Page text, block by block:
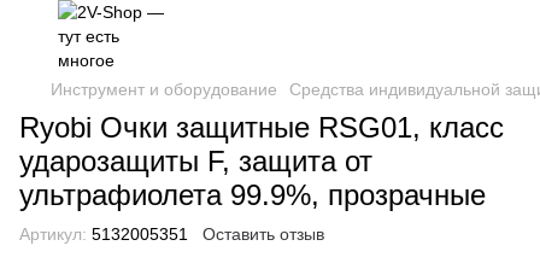
Инструмент и оборудование Средства индивидуальной
Ryobi Очки защитные RSG01, класс
ударозащиты F, защита от
ультрафиолета 99.9%, прозрачные
Артикул: 5132005351 Оставить отзыв